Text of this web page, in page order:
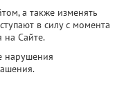
а также изменять
в силу с момента
на Сайте.
нарушения